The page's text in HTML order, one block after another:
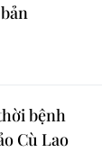
bệnh
Cù Lao